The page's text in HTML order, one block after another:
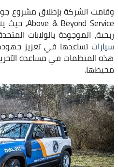
ربحية، الموجودة بالولايات
سيارات تساعدها في تعزيز
هذه المنظمات في مساعدة
محيطها.